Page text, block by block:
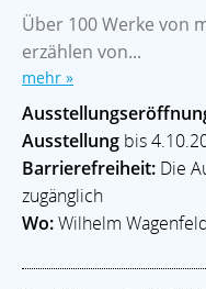
Über 100 Werke von
erzählen von...
mehr »
Ausstellung bis
Barrierefreiheit: Die
zugänglich
Wo:Wilhelm